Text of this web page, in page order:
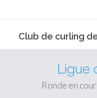
Club de curling
Ligue
Ronde en